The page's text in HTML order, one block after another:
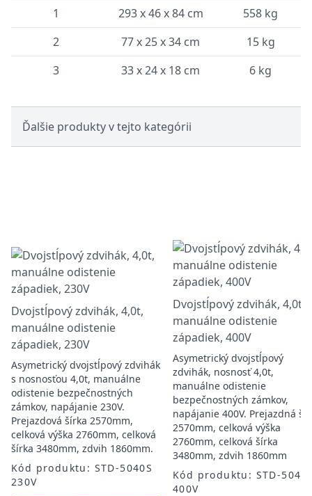
1
293 x 46 x 84 cm
558 kg
2
77 x 25 x 34 cm
15 kg
3
33 x 24 x 18 cm 6 kg
Ďalšie produkty v tejto kategórii
Dvojstĺpový zdvihák, 4,0t,
manuálne odistenie
západiek, 230V
Asymetrický dvojstĺpový zdvihák
s nosnosťou 4,0t, manuálne
odistenie bezpečnostných
zámkov, napájanie 230V.
Prejazdová šírka 2570mm,
celková výška 2760mm, celková
šírka 3480mm, zdvih 1860mm.
Kód produktu: STD-5040S
230V
Dvojstĺpový zdvihák, 4,0t,
manuálne odistenie
západiek, 400V
Asymetrický dvojstĺpový
zdvihák, nosnosť 4,0t,
manuálne odistenie
bezpečnostných zámkov,
napájanie 400V. Prejazdná
2570mm, celková výška
2760mm, celková šírka
3480mm, zdvih 1860mm
Kód produktu: STD-
400V